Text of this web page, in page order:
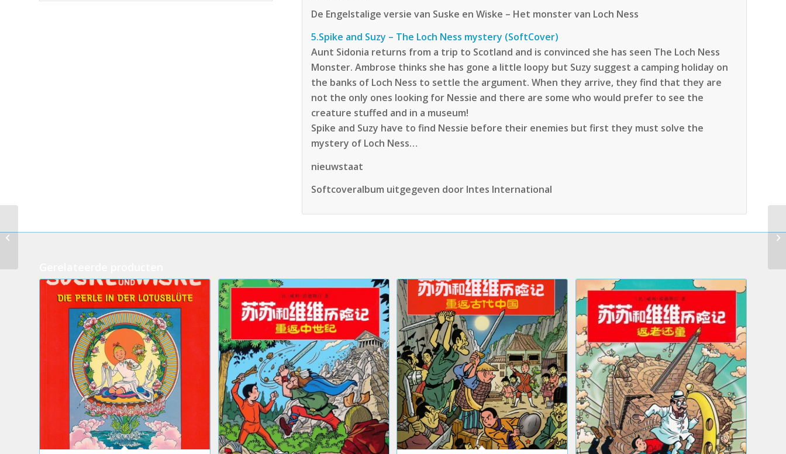
De Engelstalige versie van Suske en Wiske – Het monster van Loch Ness
5.Spike and Suzy – The Loch Ness mystery (SoftCover)
Aunt Sidonia returns from a trip to Scotland and is convinced she has seen The Loch Ness
Monster. Ambrose thinks she has gone a little loopy but Suzy suggest a camping holiday on
the banks of Loch Ness to settle the argument. When they arrive, they find that they are
not the only ones looking for Nessie and there are some who would prefer to see the
creature stuffed and in a museum!
Spike and Suzy have to find Nessie before their enemies but first they must solve the
mystery of Loch Ness…
nieuwstaat
Softcoveralbum uitgegeven door Intes International
5.Spike and Suzy – The Loch Ness